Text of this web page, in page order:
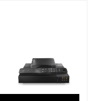
Lite Fibre